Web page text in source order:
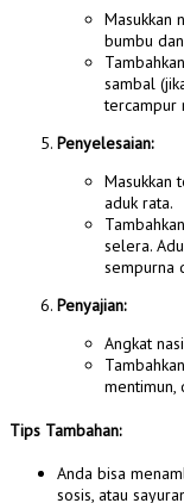
Masukkan
bumbu
sambal
tercampur
Penyelesaian:
Masukkan
aduk rata.
selera.
sempurna
Penyajian:
Angkat
mentimun,
Tips Tambahan:
Anda bisa
sosis, atau